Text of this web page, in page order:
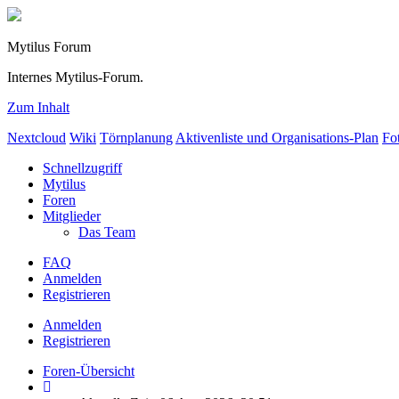
Mytilus Forum
Internes Mytilus-Forum.
Zum Inhalt
Nextcloud Wiki Törnplanung Aktivenliste und Organisations-Plan
Schnellzugriff
Mytilus
Foren
Mitglieder
Das Team
FAQ
Anmelden
Registrieren
Anmelden
Registrieren
Foren-Übersicht